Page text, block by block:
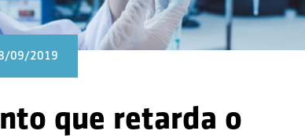
09/2019
que retarda o